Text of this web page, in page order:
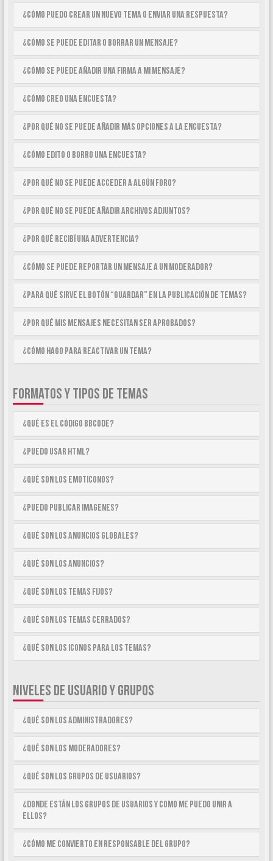
¿Cómo puedo crear un nuevo tema o enviar una respuesta?
¿Cómo se puede editar o borrar un mensaje?
¿Cómo se puede añadir una firma a mi mensaje?
¿Cómo creo una encuesta?
¿Por qué no se puede añadir más opciones a la encuesta?
¿Cómo edito o borro una encuesta?
¿Por qué no se puede acceder a algún foro?
¿Por qué no se puede añadir archivos adjuntos?
¿Por qué recibí una advertencia?
¿Cómo se puede reportar un mensaje a un moderador?
¿Para qué sirve el botón “Guardar” en la publicación de temas?
¿Por qué mis mensajes necesitan ser aprobados?
¿Cómo hago para reactivar un tema?
FORMATOS Y TIPOS DE TEMAS
¿Qué es el código BBCode?
¿Puedo usar HTML?
¿Qué son los emoticonos?
¿Puedo publicar imagenes?
¿Qué son los anuncios globales?
¿Qué son los anuncios?
¿Qué son los temas fijos?
¿Qué son los temas cerrados?
¿Qué son los iconos para los temas?
NIVELES DE USUARIO Y GRUPOS
¿Qué son los Administradores?
¿Qué son los Moderadores?
¿Qué son los Grupos de Usuarios?
¿Donde están los Grupos de Usuarios y como me puedo unir a
ellos?
¿Cómo me convierto en Responsable del Grupo?